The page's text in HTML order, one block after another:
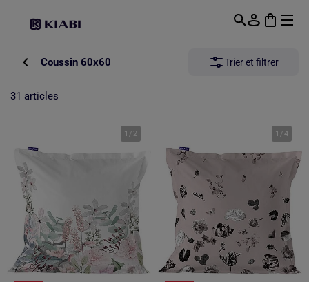
Coussin 60x60 Trier et filtrer
31 articles
1 / 2 1 /4